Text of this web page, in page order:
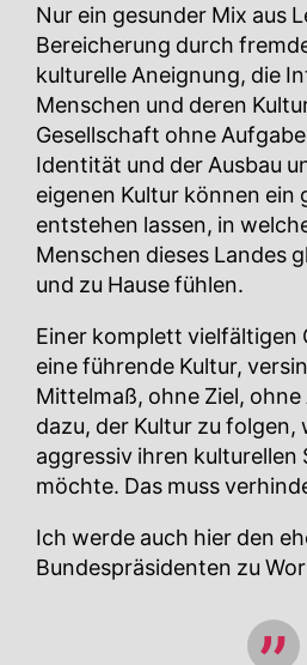
Nur ein gesunder Mix aus
Bereicherung durch
kulturelle Aneignung, die
Menschen und deren
Gesellschaft ohne
Identität und der Ausbau
eigenen Kultur können ein
entstehen lassen, in
Menschen dieses Landes
und zu Hause fühlen.
Einer komplett vielfältigen
eine führende Kultur,
Mittelmaß, ohne Ziel,
dazu, der Kultur zu folgen,
aggressiv ihren kulturellen
möchte. Das muss
Ich werde auch hier den
Bundespräsidenten zu